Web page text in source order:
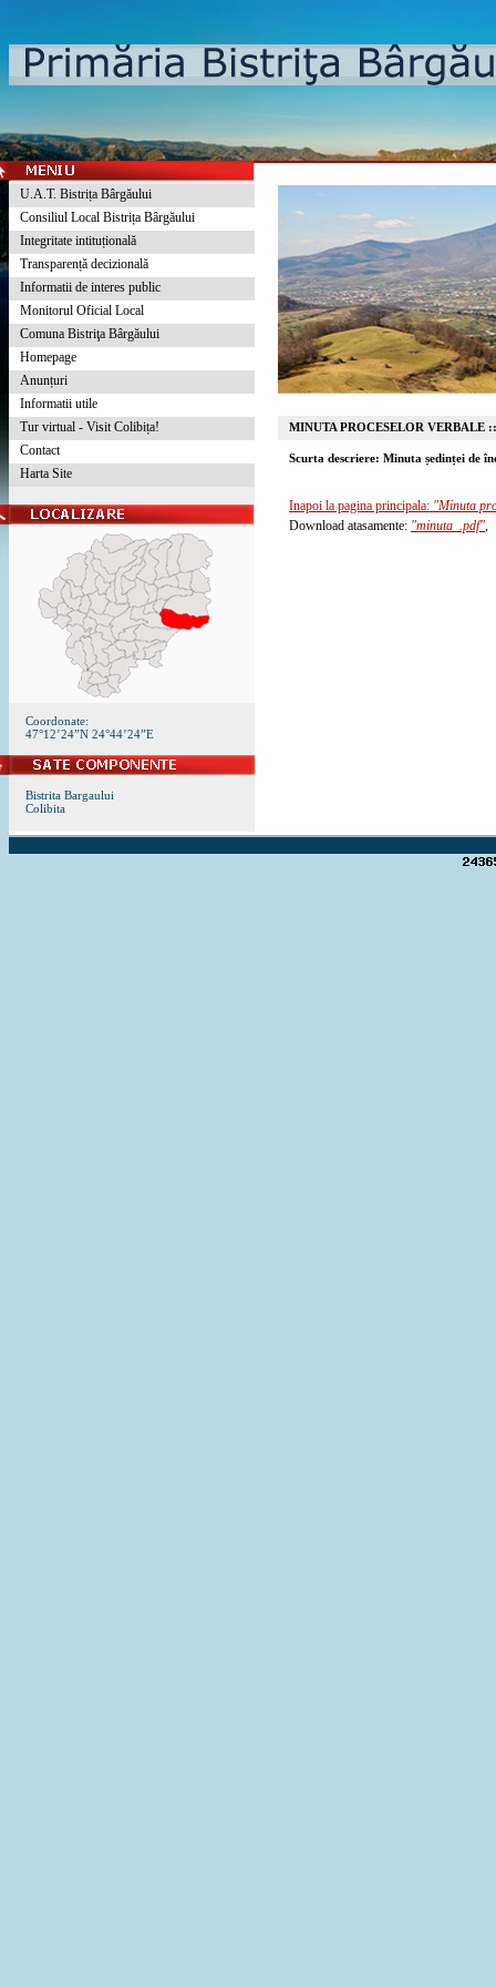
U.A.T. Bistrița Bârgăului
Consiliul Local Bistrița Bârgăului
Integritate intituțională
Transparență decizională
Informatii de interes public
Monitorul Oficial Local
Comuna Bistriţa Bârgăului
Homepage
Anunțuri
Informatii utile
Tur virtual - Visit Colibița!
Contact
Harta Site
Coordonate:
47°12’24”N 24°44’24”E
Bistrita Bargaului
Colibita
MINUTA PROCESELOR VERBALE
Scurta descriere: Minuta ședinței de
Inapoi la pagina principala: "Minuta
Download atasamente: "minuta_.pdf",